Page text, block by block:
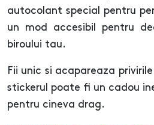
autocolant special pentru
un mod accesibil pentru
biroului tau.
Fii unic si acapareaza
stickerul poate fi un cadou
pentru cineva drag.